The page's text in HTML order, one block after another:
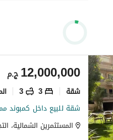
ج.م12,000,000
شقة 3
3
المستثمرين الشمالية،